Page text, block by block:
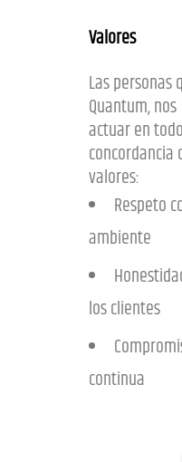
Valores
Las personas
Quantum,
actuar en
concordancia
valores:
Respeto
ambiente
los clientes
continua